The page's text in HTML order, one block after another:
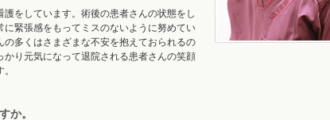
をしています。術後の患者さんの状態をし
緊張感をもってミスのないように努めてい
多くはさまざまな不安を抱えておられるの
り元気になって退院される患者さんの笑顔
か。